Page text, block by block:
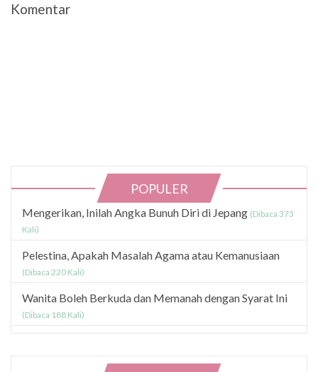
Komentar
POPULER
Mengerikan, Inilah Angka Bunuh Diri di Jepang (Dibaca 373
Kali)
Pelestina, Apakah Masalah Agama atau Kemanusiaan
(Dibaca 220 Kali)
Wanita Boleh Berkuda dan Memanah dengan Syarat Ini
(Dibaca 188 Kali)